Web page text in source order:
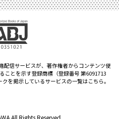
配信サービスが、著作権者からコンテンツ使
ことを示す登録商標（登録番号 第6091713
を掲示しているサービスの一覧はこちら。
All Rights Reserved.